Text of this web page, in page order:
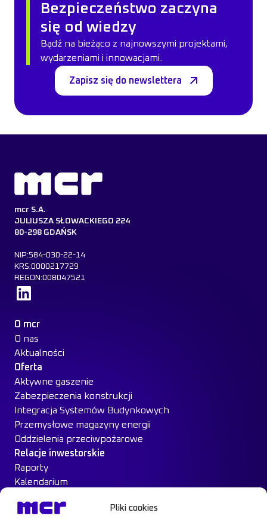
Pliki cookies
Bezpieczeństwo zaczyna
się od wiedzy
Bądź na bieżąco z najnowszymi projektami,
wydarzeniami i innowacjami.
Zapisz się do newslettera
mcr S.A.
JULIUSZA SŁOWACKIEGO 224
80-298 GDAŃSK
NIP:584-030-22-14
KRS:0000217729
REGON:008047521
O mcr
O nas
Aktualności
Oferta
Aktywne gaszenie
Zabezpieczenia konstrukcji
Integracja Systemów Budynkowych
Przemysłowe magazyny energii
Oddzielenia przeciwpożarowe
Relacje inwestorskie
Raporty
Kalendarium
Materiały inwestorskie